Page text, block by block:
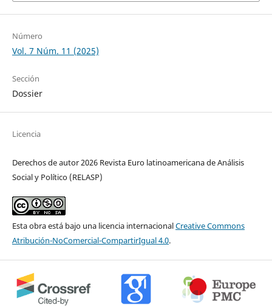
Número
Vol. 7 Núm. 11 (2025)
Sección
Dossier
Licencia
Derechos de autor 2026 Revista Euro latinoamericana de Análisis
Social y Político (RELASP)
Esta obra está bajo una licencia internacionalCreative Commons
Atribución-NoComercial-CompartirIgual 4.0.